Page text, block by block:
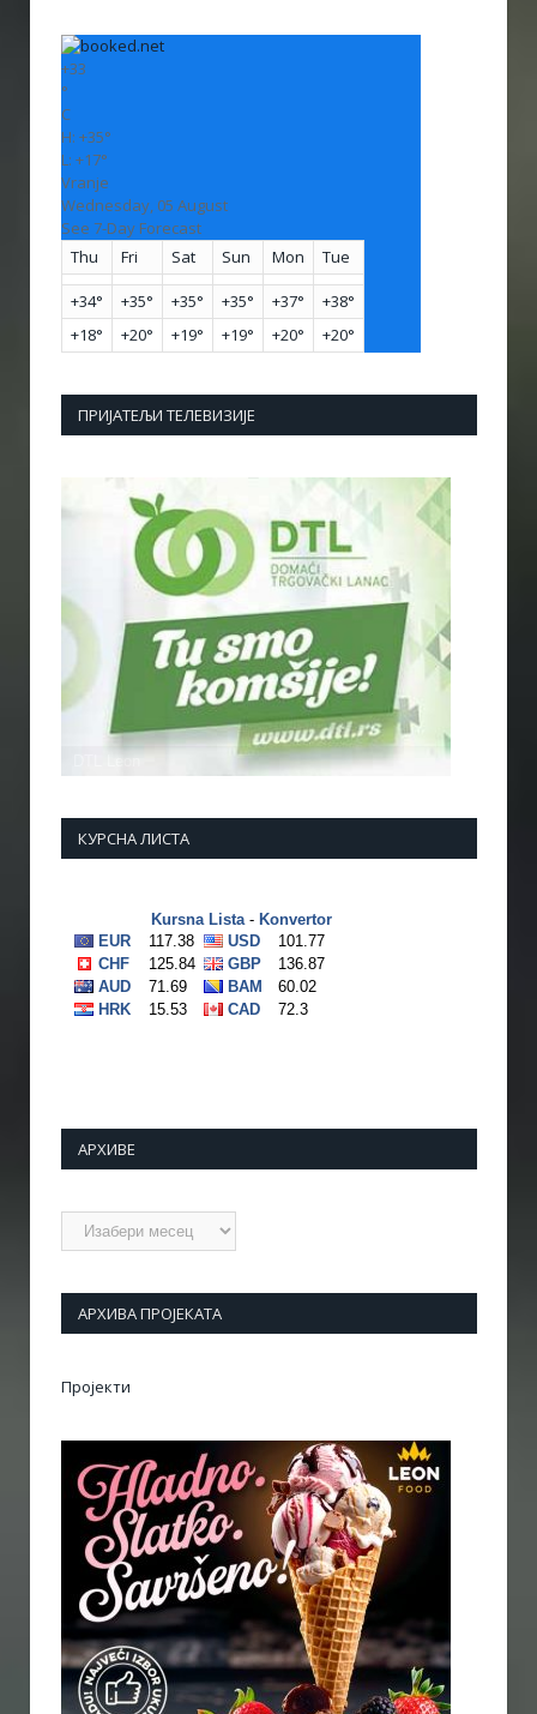
+33
°
C
H: +35°
L: +17°
Vranje
Wednesday, 05 August
See 7-Day Forecast
Thu
Fri Sat Sun Mon Tue
+34° +35° +35° +35° +37° +38°
+18° +20° +19° +19° +20° +20°
ПРИЈАТЕЉИ ТЕЛЕВИЗИЈЕ
КУРСНА ЛИСТА
АРХИВЕ
Архиве
АРХИВА ПРОЈЕКАТА
Пројекти